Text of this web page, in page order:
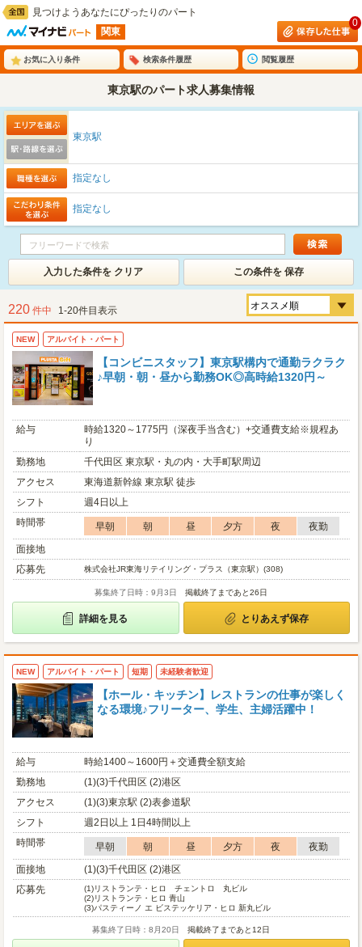
見つけようあなたにぴったりのパート
関東
0
お気に入り条件 検索条件履歴 閲覧履歴
東京駅のパート求人募集情報
東京駅
指定なし
指定なし
入力した条件を クリア この条件を 保存
220 件中 1-20件目表示
NEW アルバイト・パート
【コンビニスタッフ】東京駅構内で通勤ラクラク
♪早朝・朝・昼から勤務OK◎高時給1320円～
給与
時給1320～1775円（深夜手当含む）+交通費支給※規程あ
り
勤務地
千代田区 東京駅・丸の内・大手町駅周辺
アクセス
東海道新幹線 東京駅 徒歩
シフト
週4日以上
時間帯
早朝 朝 昼 夕方 夜
夜勤
面接地
応募先
株式会社JR東海リテイリング・プラス（東京駅）(308)
募集終了日時：9月3日 掲載終了まであと26日
詳細を見る とりあえず保存
NEW アルバイト・パート 短期 未経験者歓迎
【ホール・キッチン】レストランの仕事が楽しく
なる環境♪フリーター、学生、主婦活躍中！
給与
時給1400～1600円＋交通費全額支給
勤務地
(1)(3)千代田区 (2)港区
アクセス
(1)(3)東京駅 (2)表参道駅
シフト
週2日以上 1日4時間以上
時間帯
早朝 朝 昼 夕方 夜
夜勤
面接地
(1)(3)千代田区 (2)港区
応募先
(1)リストランテ・ヒロ チェントロ 丸ビル
(2)リストランテ・ヒロ 青山
(3)パスティーノ エ ビステッケリア・ヒロ 新丸ビル
募集終了日時：8月20日 掲載終了まであと12日